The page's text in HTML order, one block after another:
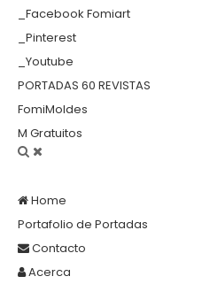
_Facebook Fomiart
_Pinterest
_Youtube
PORTADAS 60 REVISTAS
FomiMoldes
M Gratuitos
Home
Portafolio de Portadas
Contacto
Acerca